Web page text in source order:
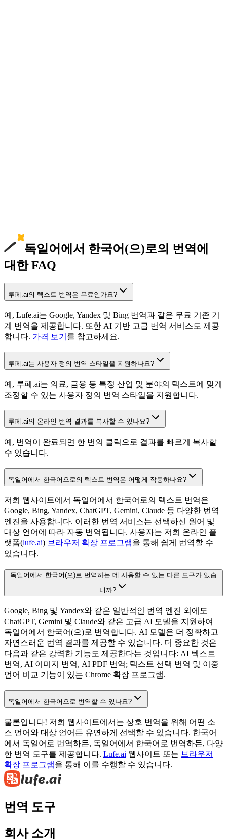
독일어에서 한국어(으)로의 번역에
대한 FAQ
루페.ai의 텍스트 번역은 무료인가요?
예, Lufe.ai는 Google, Yandex 및 Bing 번역과 같은 무료 기존 기
계 번역을 제공합니다. 또한 AI 기반 고급 번역 서비스도 제공
합니다. 가격 보기 를 참고하세요.
루페.ai는 사용자 정의 번역 스타일을 지원하나요?
예, 루페.ai는 의료, 금융 등 특정 산업 및 분야의 텍스트에 맞게
조정할 수 있는 사용자 정의 번역 스타일을 지원합니다.
루페.ai의 온라인 번역 결과를 복사할 수 있나요?
예, 번역이 완료되면 한 번의 클릭으로 결과를 빠르게 복사할
수 있습니다.
독일어에서 한국어으로의 텍스트 번역은 어떻게 작동하나요?
저희 웹사이트에서 독일어에서 한국어로의 텍스트 번역은
Google, Bing, Yandex, ChatGPT, Gemini, Claude 등 다양한 번역
엔진을 사용합니다. 이러한 번역 서비스는 선택하신 원어 및
대상 언어에 따라 자동 번역됩니다. 사용자는 저희 온라인 플
랫폼(lufe.ai) 브라우저 확장 프로그램을 통해 쉽게 번역할 수
있습니다.
독일어에서 한국어(으)로 번역하는 데 사용할 수 있는 다른 도구가 있습
니까?
Google, Bing 및 Yandex와 같은 일반적인 번역 엔진 외에도
ChatGPT, Gemini 및 Claude와 같은 고급 AI 모델을 지원하여
독일어에서 한국어(으)로 번역합니다. AI 모델은 더 정확하고
자연스러운 번역 결과를 제공할 수 있습니다. 더 중요한 것은
다음과 같은 강력한 기능도 제공한다는 것입니다: AI 텍스트
번역, AI 이미지 번역, AI PDF 번역; 텍스트 선택 번역 및 이중
언어 비교 기능이 있는 Chrome 확장 프로그램.
독일어에서 한국어으로 번역할 수 있나요?
물론입니다! 저희 웹사이트에서는 상호 번역을 위해 어떤 소
스 언어와 대상 언어든 유연하게 선택할 수 있습니다. 한국어
에서 독일어로 번역하든, 독일어에서 한국어로 번역하든, 다양
한 번역 도구를 제공합니다. Lufe.ai 웹사이트 또는 브라우저
확장 프로그램을 통해 이를 수행할 수 있습니다.
번역 도구
회사 소개